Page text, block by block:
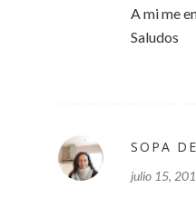
A mi me
Saludos
SOPA
julio 15,